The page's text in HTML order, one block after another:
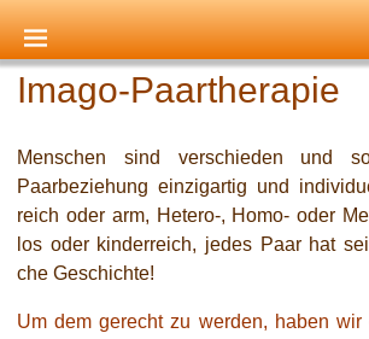
Startseite
Imago-Paartherapie
Menschen sind ver­schie­den und
Paarbeziehung ein­zig­ar­tig und
reich oder arm, Hetero‑, Homo- oder
los oder kin­der­reich, jedes Paar hat
che Geschichte!
Um dem gerecht zu wer­den, haben wir